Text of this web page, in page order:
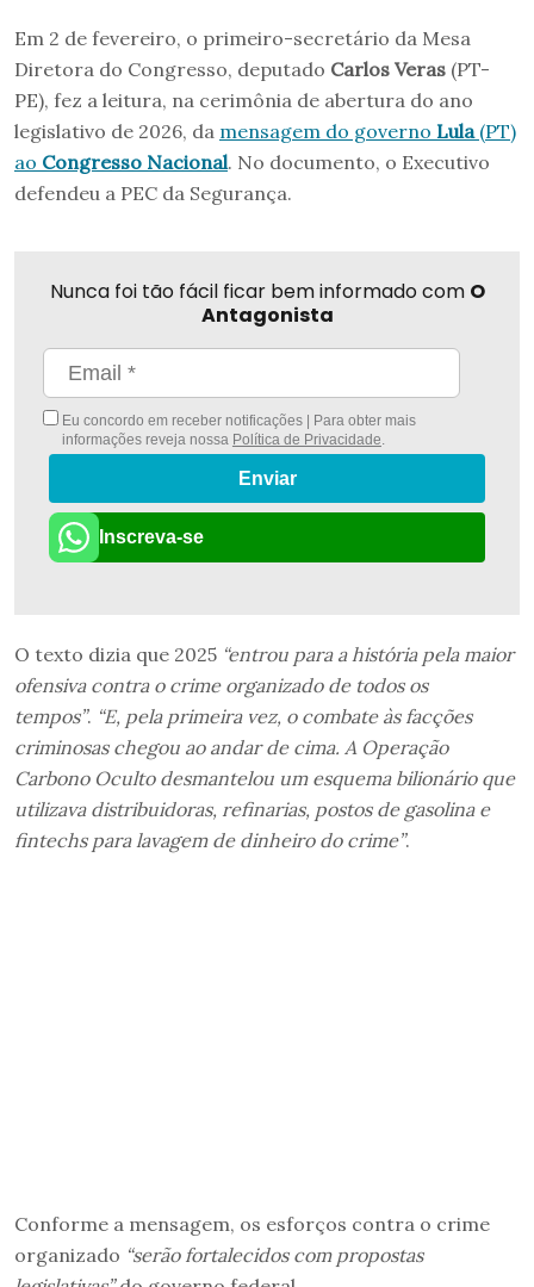
Em 2 de fevereiro, o primeiro-secretário da Mesa
Diretora do Congresso, deputado Carlos Veras (PT-
PE), fez a leitura, na cerimônia de abertura do ano
legislativo de 2026, da mensagem do governo Lula(PT)
ao Congresso Nacional. No documento, o Executivo
defendeu a PEC da Segurança.
Nunca foi tão fácil ficar bem informado com O
Antagonista
Eu concordo em receber notificações | Para obter mais
informações reveja nossa Política de Privacidade.
Enviar
Inscreva-se
O texto dizia que 2025 “entrou para a história pela maior
ofensiva contra o crime organizado de todos os
tempos”. “E, pela primeira vez, o combate às facções
criminosas chegou ao andar de cima. A Operação
Carbono Oculto desmantelou um esquema bilionário que
utilizava distribuidoras, refinarias, postos de gasolina e
fintechs para lavagem de dinheiro do crime”.
Conforme a mensagem, os esforços contra o crime
organizado “serão fortalecidos com propostas